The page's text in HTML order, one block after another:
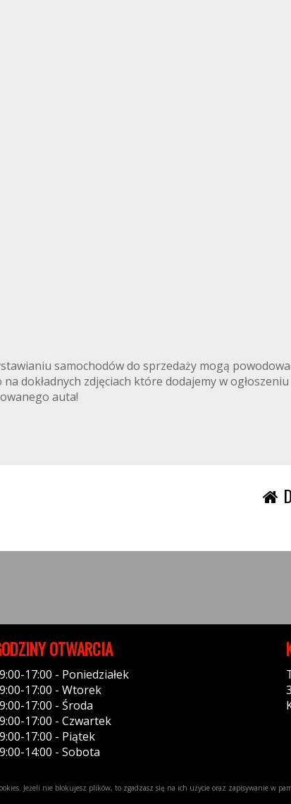
samochodów do sprzedaży mogą
dokładnych zdjęciach które dodajemy w
auta!
OTWARCIA
17:00 - Poniedziałek
17:00 - Wtorek
17:00 - Środa
17:00 - Czwartek
17:00 - Piątek
14:00 - Sobota
Jeżeli nie blokujesz plików, to zgadzasz się na ich użycie oraz zapisywanie w